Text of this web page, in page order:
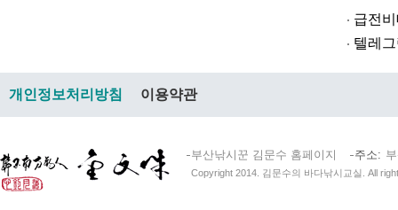
급전비대면
텔레그램
개인정보처리방침 이용약관
부산낚시꾼 김문수 홈페이지 주소
Copyright 2014. 김문수의 바다낚시교실. All